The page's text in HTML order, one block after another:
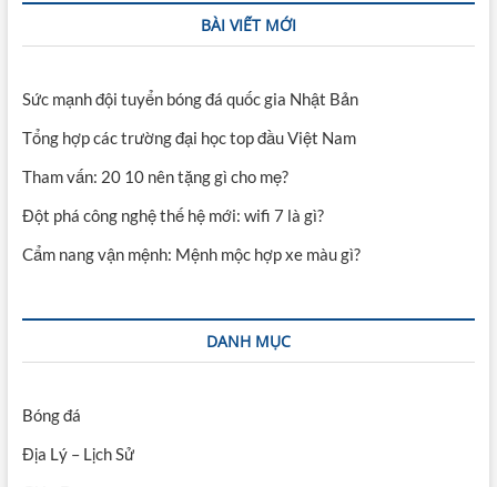
BÀI VIẾT MỚI
Sức mạnh đội tuyển bóng đá quốc gia Nhật Bản
Tổng hợp các trường đại học top đầu Việt Nam
Tham vấn: 20 10 nên tặng gì cho mẹ?
Đột phá công nghệ thế hệ mới: wifi 7 là gì?
Cẩm nang vận mệnh: Mệnh mộc hợp xe màu gì?
DANH MỤC
Bóng đá
Địa Lý – Lịch Sử